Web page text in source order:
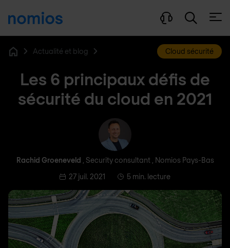
Actualité et blog Cloud sécurité
Les 6 principaux défis de
sécurité du cloud en 2021
Rachid Groeneveld
Rachid Groeneveld , Security consultant , Nomios Pays-Bas
27 juil. 2021
5 min. lecture